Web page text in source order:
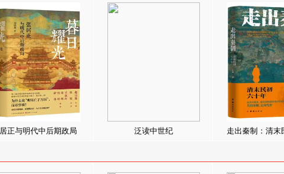
正与明代中后期政局 泛读中世纪 走出秦制：清末